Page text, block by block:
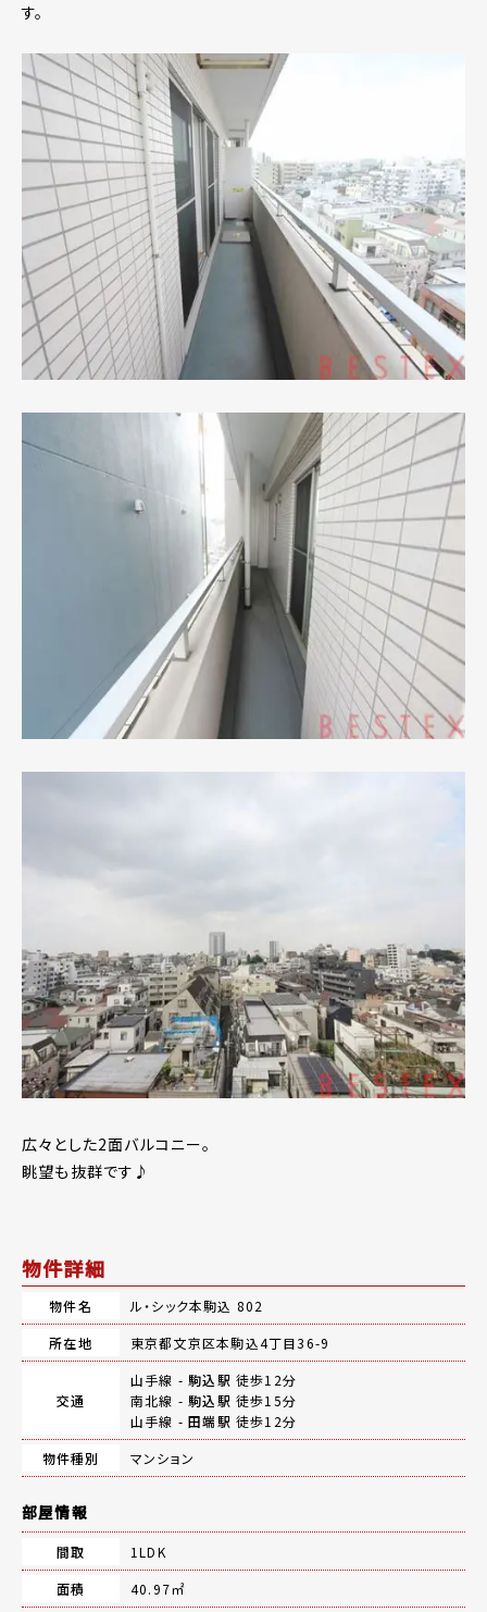
す。
広々とした2面バルコニー。
眺望も抜群です♪
物件詳細
物件名
ル・シック本駒込 802
所在地
東京都文京区本駒込4丁目36-9
交通
山手線 -駒込駅 徒歩12分
南北線 -駒込駅 徒歩15分
山手線 -田端駅 徒歩12分
物件種別
マンション
部屋情報
間取
1LDK
面積
40.97㎡